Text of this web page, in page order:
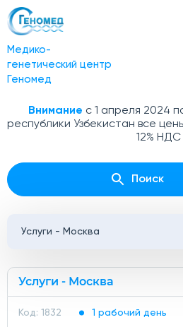
Медико-
генетический центр
Геномед
Внимание с 1 апреля 2024
республики Узбекистан все
12% НДС
Поиск
Услуги - Москва
Услуги - Москва
Код: 1832
1 рабочий день